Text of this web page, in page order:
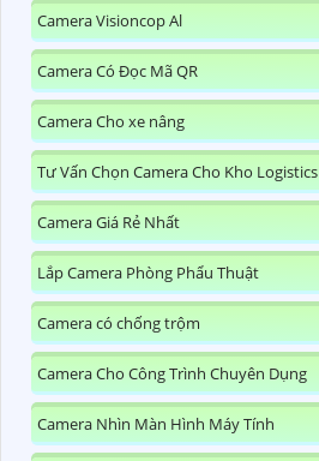
Camera Visioncop Al
Camera Có Đọc Mã QR
Camera Cho xe nâng
Tư Vấn Chọn Camera Cho Kho Logistics
Camera Giá Rẻ Nhất
Lắp Camera Phòng Phẩu Thuật
Camera có chống trộm
Camera Cho Công Trình Chuyên Dụng
Camera Nhìn Màn Hình Máy Tính